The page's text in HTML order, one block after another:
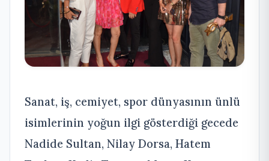
Sanat, iş, cemiyet, spor dünyasının ünlü
isimlerinin yoğun ilgi gösterdiği gecede
Nadide Sultan, Nilay Dorsa, Hatem